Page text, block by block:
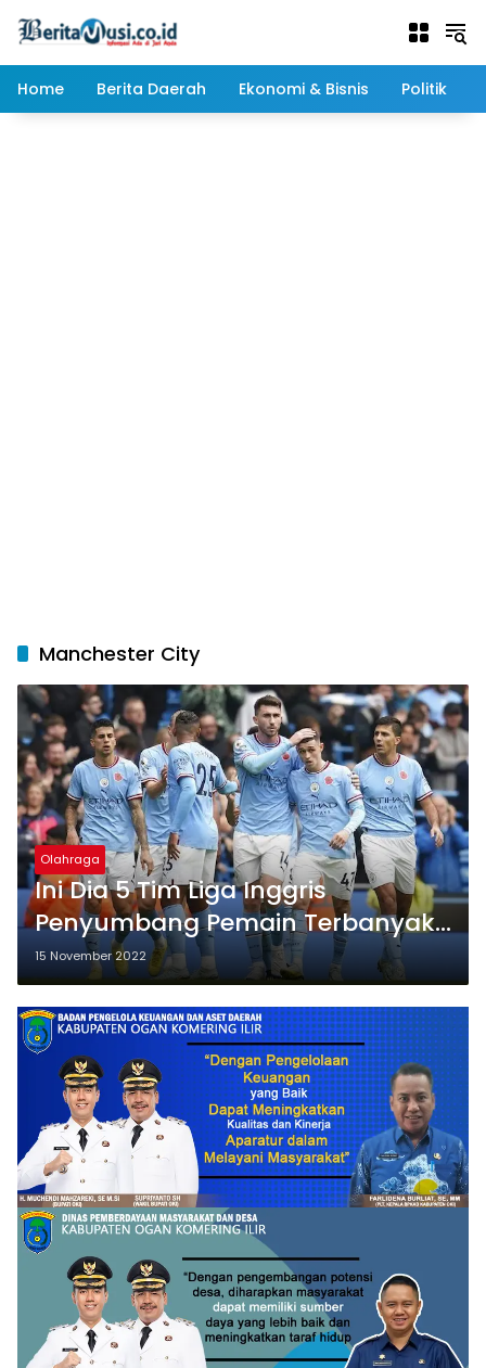
Home
Berita Daerah Ekonomi & Bisnis Politik
Manchester City
Olahraga
Ini Dia 5 Tim Liga Inggris
Penyumbang Pemain Terbanyak
ke Piala Dunia
15 November 2022